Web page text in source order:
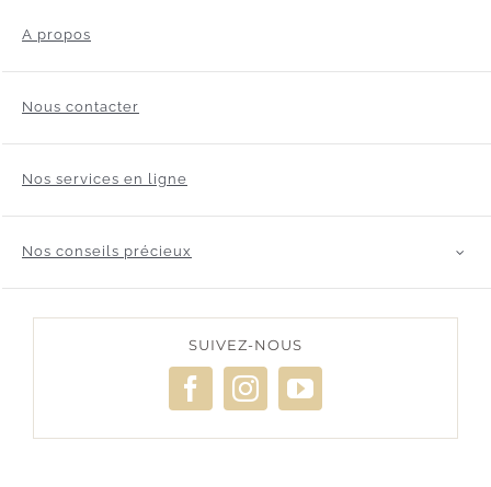
A propos
Nous contacter
Nos services en ligne
Nos conseils précieux
SUIVEZ-NOUS